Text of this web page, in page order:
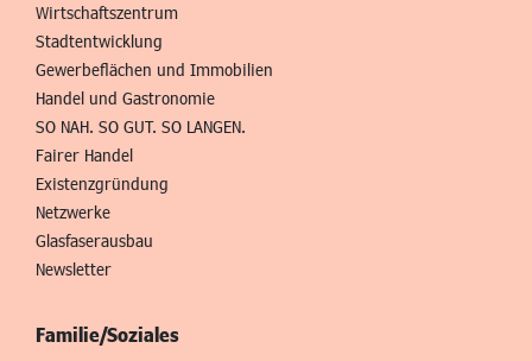
Wirtschaftszentrum
Stadtentwicklung
Gewerbeflächen und Immobilien
Handel und Gastronomie
SO NAH. SO GUT. SO LANGEN.
Fairer Handel
Existenzgründung
Netzwerke
Glasfaserausbau
Newsletter
Familie/Soziales